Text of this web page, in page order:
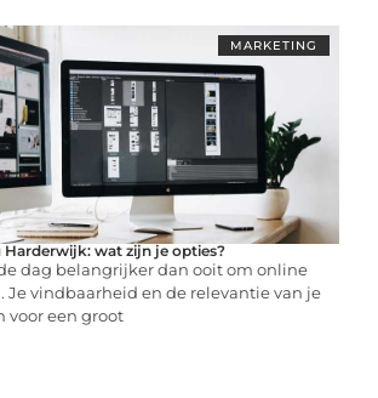
MARKETING
wat zijn je opties?
dag belangrijker dan ooit om online
Je vindbaarheid en de relevantie van je
voor een groot